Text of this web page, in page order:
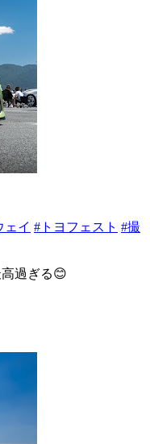
ェイ #トヨフェスト #撮
過ぎる😊